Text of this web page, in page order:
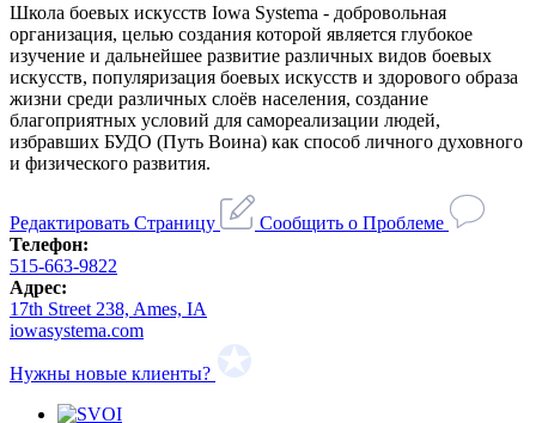
Школа боевых искусств Iowa Systema - добровольная
организация, целью создания которой является глубокое
изучение и дальнейшее развитие различных видов боевых
искусств, популяризация боевых искусств и здорового образа
жизни среди различных слоёв населения, создание
благоприятных условий для самореализации людей,
избравших БУДО (Путь Воина) как способ личного духовного
и физического развития.
Редактировать Страницу
Сообщить о Проблеме
Телефон:
515-663-9822
Адрес:
17th Street 238, Ames, IA
iowasystema.com
Нужны новые клиенты?